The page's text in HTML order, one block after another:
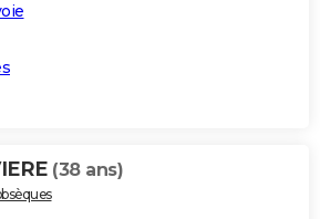
(38 ans)